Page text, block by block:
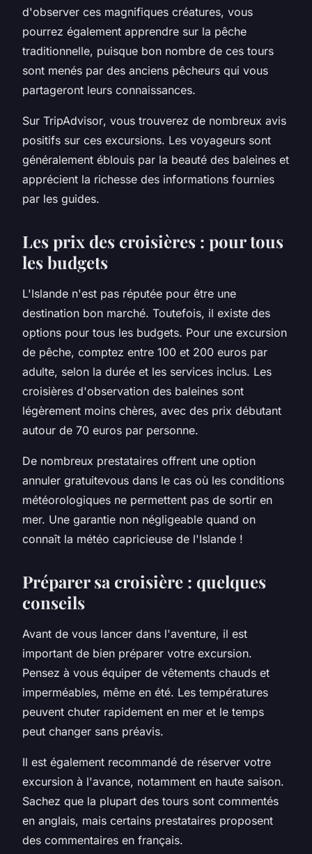
d'observer ces magnifiques créatures, vous
pourrez également apprendre sur la pêche
traditionnelle, puisque bon nombre de ces tours
sont menés par des anciens pêcheurs qui vous
partageront leurs connaissances.
Sur TripAdvisor, vous trouverez de nombreux avis
positifs sur ces excursions. Les voyageurs sont
généralement éblouis par la beauté des baleines et
apprécient la richesse des informations fournies
par les guides.
Les prix des croisières : pour tous
les budgets
L'Islande n'est pas réputée pour être une
destination bon marché. Toutefois, il existe des
options pour tous les budgets. Pour une excursion
de pêche, comptez entre 100 et 200 euros par
adulte, selon la durée et les services inclus. Les
croisières d'observation des baleines sont
légèrement moins chères, avec des prix débutant
autour de 70 euros par personne.
De nombreux prestataires offrent une option
annuler gratuitevous dans le cas où les conditions
météorologiques ne permettent pas de sortir en
mer. Une garantie non négligeable quand on
connaît la météo capricieuse de l'Islande !
Préparer sa croisière : quelques
conseils
Avant de vous lancer dans l'aventure, il est
important de bien préparer votre excursion.
Pensez à vous équiper de vêtements chauds et
imperméables, même en été. Les températures
peuvent chuter rapidement en mer et le temps
peut changer sans préavis.
Il est également recommandé de réserver votre
excursion à l'avance, notamment en haute saison.
Sachez que la plupart des tours sont commentés
en anglais, mais certains prestataires proposent
des commentaires en français.